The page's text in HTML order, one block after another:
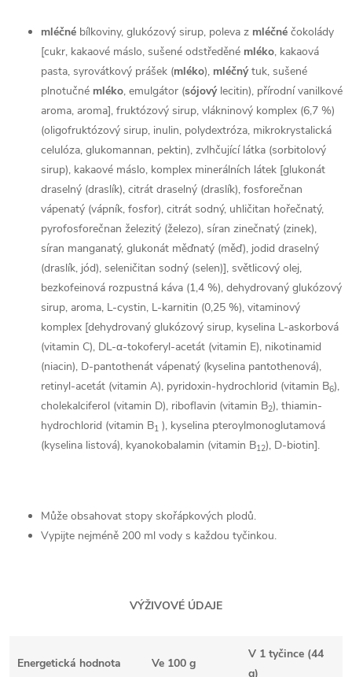
mléčné bílkoviny, glukózový sirup, poleva z mléčné čokolády
[cukr, kakaové máslo, sušené odstředěné mléko, kakaová
pasta, syrovátkový prášek (mléko), mléčnýtuk, sušené
plnotučné mléko, emulgátor (sójovýlecitin), přírodní vanilkové
aroma, aroma], fruktózový sirup, vlákninový komplex (6,7 %)
(oligofruktózový sirup, inulin, polydextróza, mikrokrystalická
celulóza, glukomannan, pektin), zvlhčující látka (sorbitolový
sirup), kakaové máslo, komplex minerálních látek [glukonát
draselný (draslík), citrát draselný (draslík), fosforečnan
vápenatý (vápník, fosfor), citrát sodný, uhličitan hořečnatý,
pyrofosforečnan železitý (železo), síran zinečnatý (zinek),
síran manganatý, glukonát měďnatý (měď), jodid draselný
(draslík, jód), seleničitan sodný (selen)], světlicový olej,
bezkofeinová rozpustná káva (1,4 %), dehydrovaný glukózový
sirup, aroma, L-cystin, L-karnitin (0,25 %), vitaminový
komplex [dehydrovaný glukózový sirup, kyselina L-askorbová
(vitamin C), DL-α-tokoferyl-acetát (vitamin E), nikotinamid
(niacin), D-pantothenát vápenatý (kyselina pantothenová),
retinyl-acetát (vitamin A), pyridoxin-hydrochlorid (vitamin B6),
cholekalciferol (vitamin D), riboflavin (vitamin B2), thiamin-
hydrochlorid (vitamin B1 ), kyselina pteroylmonoglutamová
(kyselina listová), kyanokobalamin (vitamin B12), D-biotin].
Může obsahovat stopy skořápkových plodů.
Vypijte nejméně 200 ml vody s každou tyčinkou.
VÝŽIVOVÉ ÚDAJE
Energetická hodnota Ve 100 g
V 1 tyčince (44
g)